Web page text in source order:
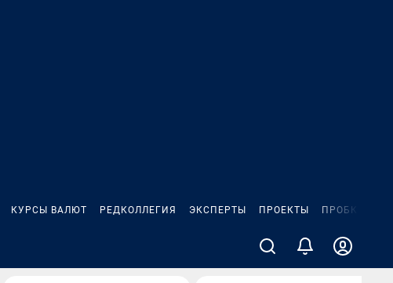
КУРСЫ ВАЛЮТ РЕДКОЛЛЕГИЯ ЭКСПЕРТЫ ПРОЕКТЫ ПРОБКИ